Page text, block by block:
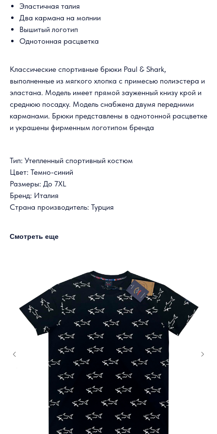
Эластичная талия
Два кармана на молнии
Вышитый логотип
Однотонная расцветка
Классические спортивные брюки Paul & Shark,
выполненные из мягкого хлопка с примесью полиэстера и
эластана. Модель имеет прямой зауженный книзу крой и
среднюю посадку. Модель снабжена двумя передними
карманами. Брюки представлены в однотонной расцветке
и украшены фирменным логотипом бренда
Тип: Утепленный спортивный костюм
Цвет: Темно-синий
Размеры: До 7XL
Бренд: Италия
Страна производитель: Турция
Смотреть еще